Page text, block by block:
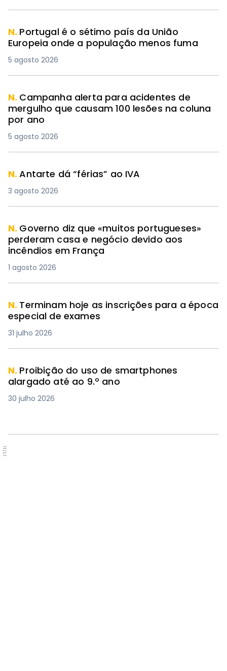
N. Portugal é o sétimo país da União
Europeia onde a população menos fuma
5 agosto 2026
N. Campanha alerta para acidentes de
mergulho que causam 100 lesões na coluna
por ano
5 agosto 2026
N.Antarte dá “férias” ao IVA
3 agosto 2026
N. Governo diz que «muitos portugueses»
perderam casa e negócio devido aos
incêndios em França
1 agosto 2026
N. Terminam hoje as inscrições para a época
especial de exames
31 julho 2026
N. Proibição do uso de smartphones
alargado até ao 9.º ano
30 julho 2026
PUB.